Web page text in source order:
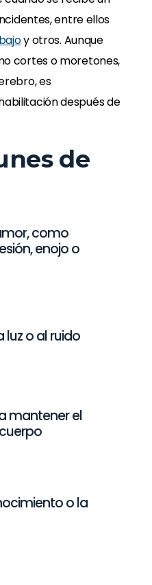
entre ellos
y otros. Aunque
cortes o moretones,
es
después de
de
como
enojo o
luz o al ruido
mantener el
o la